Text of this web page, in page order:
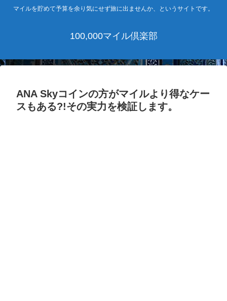
マイルを貯めて予算を余り気にせず旅に出ませんか、というサイトです。
100,000マイル倶楽部
ANA Skyコインの方がマイルより得なケー
スもある?!その実力を検証します。